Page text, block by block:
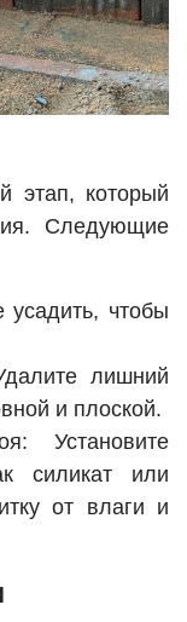
этап, который
Следующие
усадить, чтобы
лишний
и плоской.
Установите
силикат или
от влаги и